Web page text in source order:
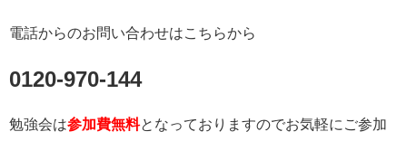
電話からのお問い合わせはこちらから
0120-970-144
勉強会は参加費無料となっておりますのでお気軽にご参加